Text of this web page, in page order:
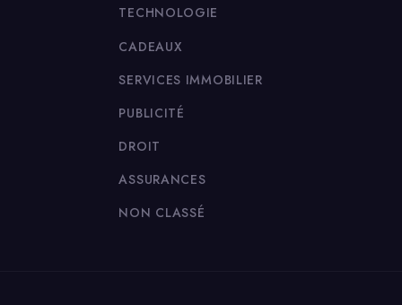
TECHNOLOGIE
CADEAUX
SERVICES IMMOBILIER
PUBLICITÉ
DROIT
ASSURANCES
NON CLASSÉ